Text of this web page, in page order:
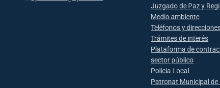
Juzgado de Paz y
Medio ambiente
Teléfonos y
Trámites de interés
Plataforma de
sector público
Policia Local
Patronat Municipal